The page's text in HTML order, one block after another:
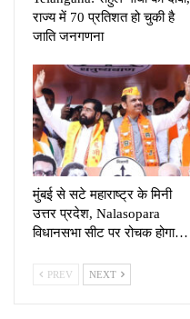
राज्य में 70 प्रतिशत हो चुकी है
जाति जनगणना
मुंबई से सटे महाराष्ट्र के मिनी
उत्तर प्रदेश, Nalasopara
विधानसभा सीट पर रोचक होगा…
PREV NEXT